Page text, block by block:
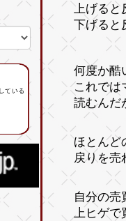
上げると
下げると
何度か酷
これでは
読むんだ
ほとんど
戻りを売
自分の売
上ヒゲで